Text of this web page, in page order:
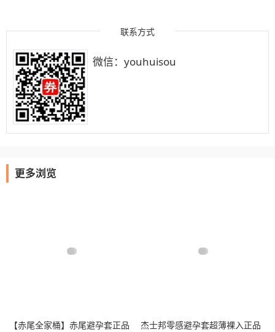
联系方式
微信：youhuisou
更多浏览
【赤尾全家桶】赤尾避孕套正品
杰士邦零感避孕套超薄裸入正品